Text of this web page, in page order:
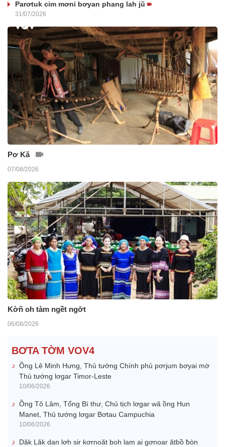
Parơtuk cim mơni bơyan phang lah jŭ
31/07/2026
Pơ Kă
07/08/2026
Kờñ oh tàm ngềt ngơ̆t
06/08/2026
BƠTA TỜM VOV4
Ồng Lê Minh Hưng, Thủ tướng Chính phủ pơrjum bơyai mờ
Thủ tướng lơgar Timor-Leste
10/06/2026
Ồng Tô Lâm, Tổng Bí thư, Chủ tịch lơgar wă ồng Hun
Manet, Thủ tướng lơgar Bơtau Campuchia
10/06/2026
Dăk Lăk dan lơh sir kơrnoăt boh lam ai gơnoar ătbồ ƀòn